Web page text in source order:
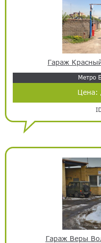
Гараж
Метро
Цена:
Гараж Веры